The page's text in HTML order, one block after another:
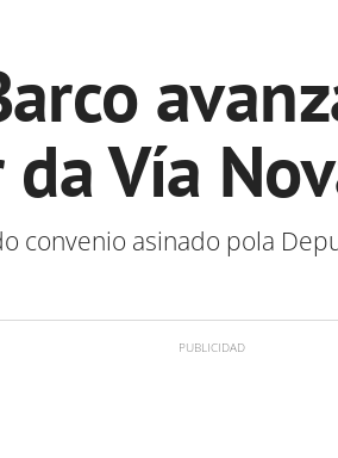
Vía
convenio asinado pola